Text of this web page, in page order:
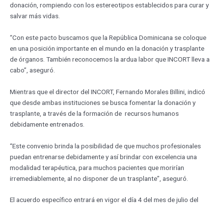
donación, rompiendo con los estereotipos establecidos para curar y
salvar más vidas.
“Con este pacto buscamos que la República Dominicana se coloque
en una posición importante en el mundo en la donación y trasplante
de órganos. También reconocemos la ardua labor que INCORT lleva a
cabo”, aseguró.
Mientras que el director del INCORT, Fernando Morales Billini, indicó
que desde ambas instituciones se busca fomentar la donación y
trasplante, a través de la formación de recursos humanos
debidamente entrenados.
“Este convenio brinda la posibilidad de que muchos profesionales
puedan entrenarse debidamente y así brindar con excelencia una
modalidad terapéutica, para muchos pacientes que morirían
irremediablemente, al no disponer de un trasplante”, aseguró.
El acuerdo específico entrará en vigor el día 4 del mes de julio del